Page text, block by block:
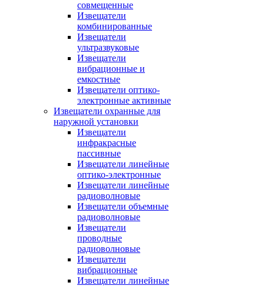
совмещенные
Извещатели
комбинированные
Извещатели
ультразвуковые
Извещатели
вибрационные и
емкостные
Извещатели оптико-
электронные активные
Извещатели охранные для
наружной установки
Извещатели
инфракрасные
пассивные
Извещатели линейные
оптико-электронные
Извещатели линейные
радиоволновые
Извещатели объемные
радиоволновые
Извещатели
проводные
радиоволновые
Извещатели
вибрационные
Извещатели линейные